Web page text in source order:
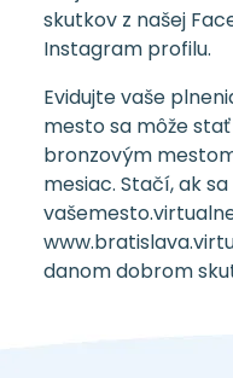
skutkov z našej
Instagram profilu.
Evidujte vaše
mesto sa môže
bronzovým
mesiac. Stačí, ak
danom dobrom